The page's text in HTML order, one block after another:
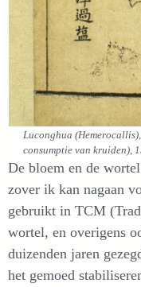
Luconghua
consumptie van kruiden),
De bloem en de
zover ik kan nagaan
gebruikt in TCM
wortel, en overigens
duizenden jaren
het gemoed